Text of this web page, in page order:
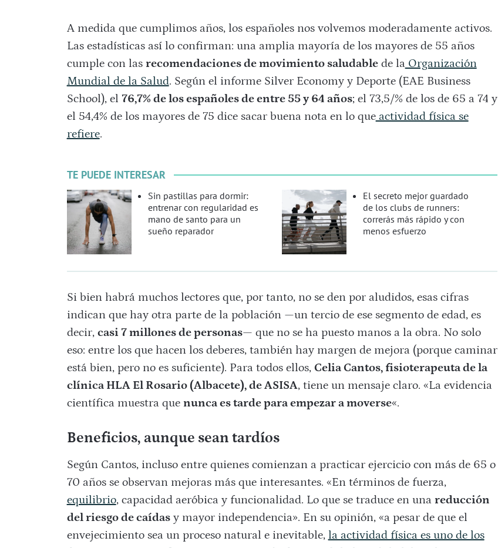
A medida que cumplimos años, los españoles nos volvemos moderadamente activos.
Las estadísticas así lo confirman: una amplia mayoría de los mayores de 55 años
cumple con las recomendaciones de movimiento saludablede laOrganización
Mundial de la Salud. Según el informe Silver Economy y Deporte (EAE Business
School), el 76,7% de los españoles de entre 55 y 64 años; el 73,5/% de los de 65 a 74 y
el 54,4% de los mayores de 75 dice sacar buena nota en lo queactividad física se
refiere.
TE PUEDE INTERESAR
Sin pastillas para dormir:
entrenar con regularidad es
mano de santo para un
sueño reparador
El secreto mejor guardado
de los clubs de runners:
correrás más rápido y con
menos esfuerzo
Si bien habrá muchos lectores que, por tanto, no se den por aludidos, esas cifras
indican que hay otra parte de la población —un tercio de ese segmento de edad, es
decir, casi 7 millones de personas— que no se ha puesto manos a la obra. No solo
eso: entre los que hacen los deberes, también hay margen de mejora (porque caminar
está bien, pero no es suficiente). Para todos ellos, Celia Cantos, fisioterapeuta de la
clínica HLA El Rosario (Albacete), de ASISA, tiene un mensaje claro. «La evidencia
científica muestra que nunca es tarde para empezar a moverse«.
Beneficios, aunque sean tardíos
Según Cantos, incluso entre quienes comienzan a practicar ejercicio con más de 65 o
70 años se observan mejoras más que interesantes. «En términos de fuerza,
equilibrio, capacidad aeróbica y funcionalidad. Lo que se traduce en una reducción
del riesgo de caídasy mayor independencia». En su opinión, «a pesar de que el
envejecimiento sea un proceso natural e inevitable, la actividad física es uno de los